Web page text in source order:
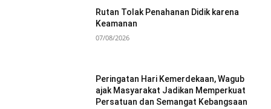
Rutan Tolak Penahanan Didik karena
Keamanan
07/08/2026
Peringatan Hari Kemerdekaan, Wagub
ajak Masyarakat Jadikan Memperkuat
Persatuan dan Semangat Kebangsaan